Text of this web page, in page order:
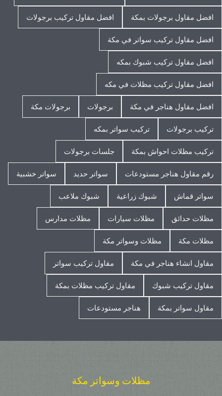
افضل مقاول برجولات بمكة افضل مقاول تركيب برجولات
افضل مقاول تركيب سواتر في مكة
افضل مقاول تركيب شبوك بمكه
افضل مقاول تركيب مظلات في مكه
افضل مقاول هناجر في مكة برجولات برجولات مكة
تركيب برجولات تركيب سواتر بمكه
تركيب مظلات احواش بمكة جلسات برجولات
رقم مقاول هناجر مستودعات سواتر حديد سواتر خشبية
سواتر قماش شبوك زراعية شبوك ملاعب
مظلات حدائق مظلات سيارات مظلات مدارس
مظلات مكة مظلات وسواتر مكة
مقاول انشاء هناجر في مكة مقاول تركيب سواتر
مقاول تركيب شبوك مقاول تركيب مظلات بمكة
مقاول سواتر بمكة هناجر مستودعات
مظلات وسواتر مكة